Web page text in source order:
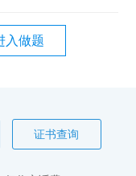
入做题
证书查询